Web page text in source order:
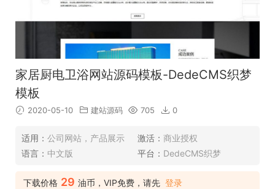
家居厨电卫浴网站源码模板-DedeCMS织梦
模板
2020-05-10 建站源码 705 0
适用： 公司网站，产品展示 激活： 商业授权
语言： 中文版 平台： DedeCMS织梦
下载价格 29 油币，VIP免费，请先 登录